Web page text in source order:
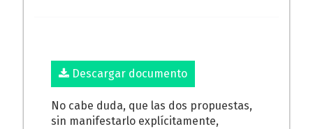
Descargar documento
No cabe duda, que las dos propuestas,
sin manifestarlo explícitamente,